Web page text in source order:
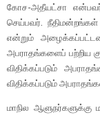
கோச-அதீயட்சா
செய்பவர்.
என்றும்
அபராதங்களைப் பற்றிய
விதிக்கப்படும்
விதிக்கப்படும்
மாநில